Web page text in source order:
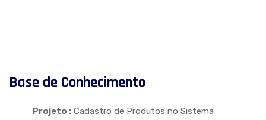
Base de Conhecimento
Projeto : Cadastro de Produtos no Sistema